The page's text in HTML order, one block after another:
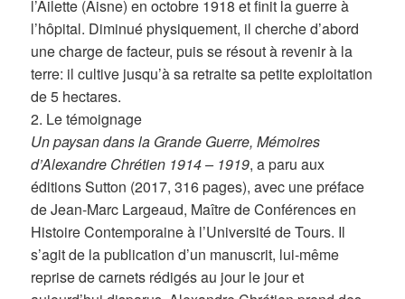
l’Ailette (Aisne) en octobre 1918 et finit la guerre à
l’hôpital. Diminué physiquement, il cherche d’abord
une charge de facteur, puis se résout à revenir à la
terre: il cultive jusqu’à sa retraite sa petite exploitation
de 5 hectares.
2. Le témoignage
Un paysan dans la Grande Guerre, Mémoires
d’Alexandre Chrétien 1914 – 1919, a paru aux
éditions Sutton (2017, 316 pages), avec une préface
de Jean-Marc Largeaud, Maître de Conférences en
Histoire Contemporaine à l’Université de Tours. Il
s’agit de la publication d’un manuscrit, lui-même
reprise de carnets rédigés au jour le jour et